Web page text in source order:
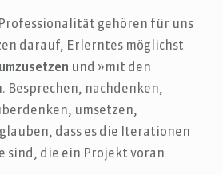
gehören für uns
darauf, Erlerntes möglichst
und »mit den
Besprechen, nachdenken,
umsetzen,
dass es die Iterationen
sind, die ein Projekt voran